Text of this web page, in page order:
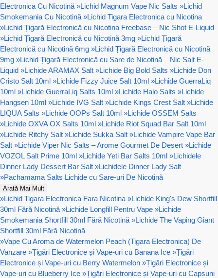
Electronica Cu Nicotină »Lichid Magnum Vape Nic Salts »Lichid
Smokemania Cu Nicotină »Lichid Tigara Electronica cu Nicotina
»Lichid Țigară Electronică cu Nicotina Freebase – Nic Shot E-Liquid
»Lichid Țigară Electronică cu Nicotină 3mg »Lichid Țigară
Electronică cu Nicotină 6mg »Lichid Țigară Electronică cu Nicotină
9mg »Lichid Țigară Electronică cu Sare de Nicotină – Nic Salt E-
Liquid »Lichide ARAMAX Salt »Lichide Big Bold Salts »Lichide Don
Cristo Salt 10ml »Lichide Fizzy Juice Salt 10ml »Lichide GuerraLiq
10ml »Lichide GuerraLiq Salts 10ml »Lichide Halo Salts »Lichide
Hangsen 10ml »Lichide IVG Salt »Lichide Kings Crest Salt »Lichide
LIQUA Salts »Lichide OOPs Salt 10ml »Lichide OSSEM Salts
»Lichide OXVA OX Salts 10ml »Lichide Riot Squad Bar Salt 10ml
»Lichide Ritchy Salt »Lichide Sukka Salt »Lichide Vampire Vape Bar
Salt »Lichide Viper Nic Salts – Arome Gourmet De Desert »Lichide
VOZOL Salt Prime 10ml »Lichide Yeti Bar Salts 10ml »Lichidele
Dinner Lady Dessert Bar Salt »Lichidele Dinner Lady Salt
»Pachamama Salts Lichide cu Sare-uri De Nicotină
Arată Mai Mult
»Lichid Tigara Electronica Fara Nicotina »Lichide King's Dew Shortfill
30ml Fără Nicotină »Lichide Longfill Pentru Vape »Lichide
Smokemania Shortfill 30ml Fără Nicotină »Lichide The Vaping Giant
Shortfill 30ml Fără Nicotină
»Vape Cu Aroma de Watermelon Peach (Tigara Electronica) De
Vanzare »Țigări Electronice și Vape-uri cu Banana Ice »Țigări
Electronice și Vape-uri cu Berry Watermelon »Țigări Electronice și
Vape-uri cu Blueberry Ice »Țigări Electronice și Vape-uri cu Capsuni